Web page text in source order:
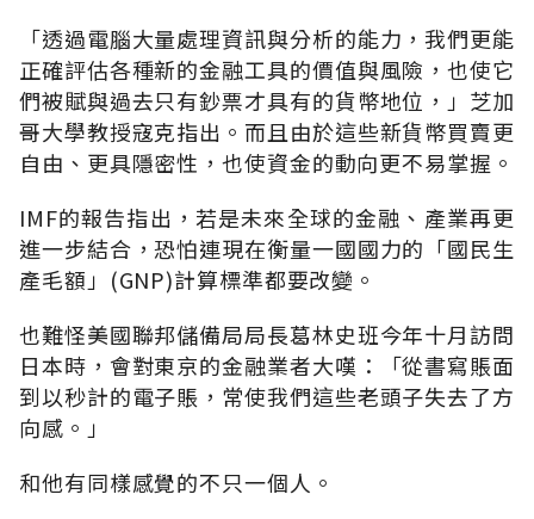
「透過電腦大量處理資訊與分析的能力，我們更能
正確評估各種新的金融工具的價值與風險，也使它
們被賦與過去只有鈔票才具有的貨幣地位，」芝加
哥大學教授寇克指出。而且由於這些新貨幣買賣更
自由、更具隱密性，也使資金的動向更不易掌握。
IMF的報告指出，若是未來全球的金融、產業再更
進一步結合，恐怕連現在衡量一國國力的「國民生
產毛額」(GNP)計算標準都要改變。
也難怪美國聯邦儲備局局長葛林史班今年十月訪問
日本時，會對東京的金融業者大嘆：「從書寫賬面
到以秒計的電子賬，常使我們這些老頭子失去了方
向感。」
和他有同樣感覺的不只一個人。